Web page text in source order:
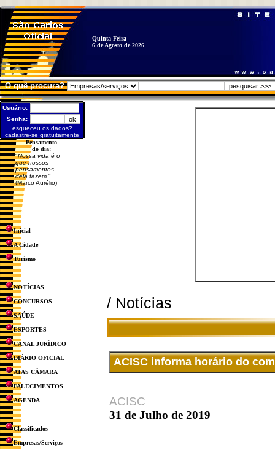
Quinta-Feira
6 de Agosto de 2026
O quê procura?
Usuário:
Senha:
esqueceu os dados?
cadastre-se gratuitamente
Pensamento
do dia:
"Nossa vida é o
que nossos
pensamentos
dela fazem. "
(Marco Aurélio)
Inicial
A Cidade
Turismo
NOTÍCIAS
CONCURSOS
SAÚDE
ESPORTES
CANAL JURÍDICO
DIÁRIO OFICIAL
ATAS CÂMARA
FALECIMENTOS
AGENDA
Classificados
Empresas/Serviços
/ Notícias
ACISC informa horário do
ACISC
31 de Julho de 2019